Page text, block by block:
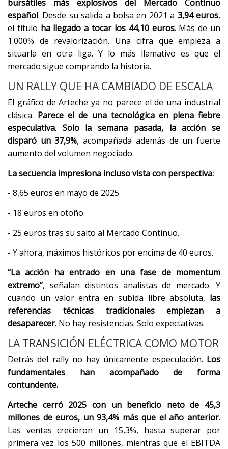
bursátiles más explosivos del Mercado Continuo
español. Desde su salida a bolsa en 2021 a 3,94 euros,
el título ha llegado a tocar los 44,10 euros. Más de un
1.000% de revalorización. Una cifra que empieza a
situarla en otra liga. Y lo más llamativo es que el
mercado sigue comprando la historia.
UN RALLY QUE HA CAMBIADO DE ESCALA
El gráfico de Arteche ya no parece el de una industrial
clásica. Parece el de una tecnológica en plena fiebre
especulativa. Solo la semana pasada, la acción se
disparó un 37,9%, acompañada además de un fuerte
aumento del volumen negociado.
La secuencia impresiona incluso vista con perspectiva:
- 8,65 euros en mayo de 2025.
- 18 euros en otoño.
- 25 euros tras su salto al Mercado Continuo.
- Y ahora, máximos históricos por encima de 40 euros.
“La acción ha entrado en una fase de momentum
extremo”, señalan distintos analistas de mercado. Y
cuando un valor entra en subida libre absoluta, las
referencias técnicas tradicionales empiezan a
desaparecer. No hay resistencias. Solo expectativas.
LA TRANSICIÓN ELÉCTRICA COMO MOTOR
Detrás del rally no hay únicamente especulación. Los
fundamentales han acompañado de forma
contundente.
Arteche cerró 2025 con un beneficio neto de 45,3
millones de euros, un 93,4% más que el año anterior.
Las ventas crecieron un 15,3%, hasta superar por
primera vez los 500 millones, mientras que el EBITDA